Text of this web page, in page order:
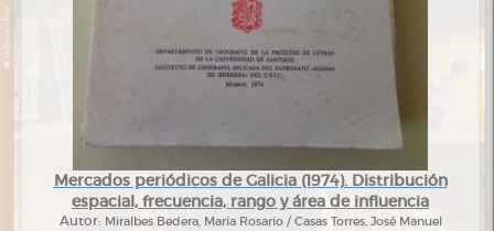
Mercados periódicos de Galicia (1974). Distribución
espacial, frecuencia, rango y área de influencia
Autor: Miralbes Bedera, María Rosario / Casas Torres, José Manuel